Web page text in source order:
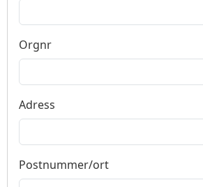
Orgnr
Adress
Postnummer/ort